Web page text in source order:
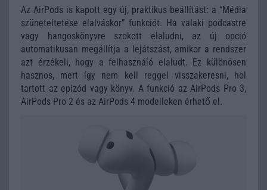
Az AirPods is kapott egy új, praktikus beállítást: a “Média
szüneteltetése elalváskor” funkciót. Ha valaki podcastre
vagy hangoskönyvre szokott elaludni, az új opció
automatikusan megállítja a lejátszást, amikor a rendszer
azt érzékeli, hogy a felhasználó elaludt. Ez különösen
hasznos, mert így nem kell reggel visszakeresni, hol
tartott az epizód vagy könyv. A funkció az AirPods Pro 3,
AirPods Pro 2 és az AirPods 4 modelleken érhető el.